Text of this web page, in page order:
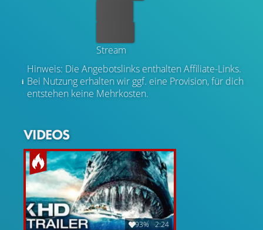
Stream
Hinweis: Die Angebotslinks enthalten Affiliate-Links.
Bei Nutzung erhalten wir ggf. eine Provision, für dich
entstehen keine Mehrkosten.
VIDEOS
93% 2:24